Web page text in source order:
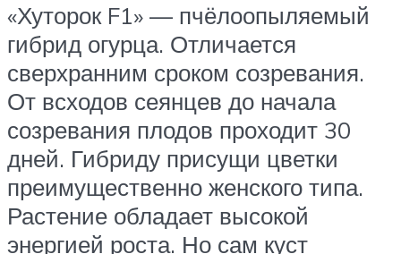
«Хуторок F1» — пчёлоопыляемый
гибрид огурца. Отличается
сверхранним сроком созревания.
От всходов сеянцев до начала
созревания плодов проходит 30
дней. Гибриду присущи цветки
преимущественно женского типа.
Растение обладает высокой
энергией роста. Но сам куст